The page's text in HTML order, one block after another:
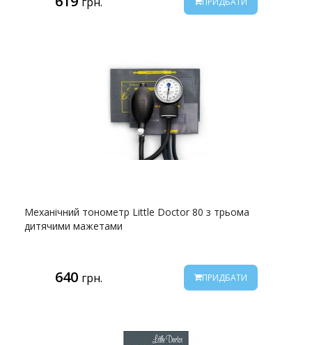
Механічний тонометр Little Doctor 80 з трьома
дитячими мажетами
640 грн. ПРИДБАТИ